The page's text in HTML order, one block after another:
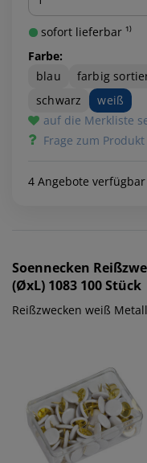
sofort lieferbar ¹⁾
Farbe:
blau
farbig
schwarz
weiß
auf die Merkliste
Frage zum Produkt
4 Angebote verfügbar
Soennecken
(ØxL) 1083 100 Stück
Reißzwecken weiß